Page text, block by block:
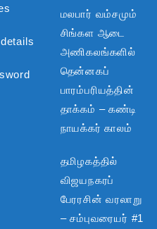
மலபார் வம்சமும்
சிங்கள ஆடை
அணிகலங்களில்
தென்னகப்
பாரம்பரியத்தின்
தாக்கம் – கண்டி
நாயக்கர் காலம்
தமிழகத்தில்
விஜயநகரப்
பேரரசின் வரலாறு
– சம்புவரையர் #1